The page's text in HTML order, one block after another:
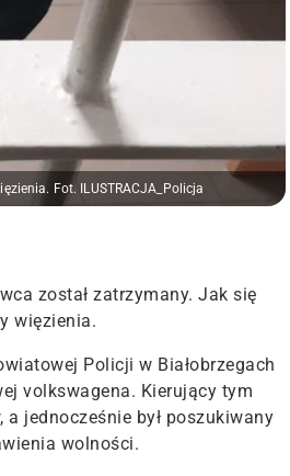
Fot. ILUSTRACJA_Policja
został zatrzymany. Jak się
więzienia.
Policji w Białobrzegach
volkswagena. Kierujący tym
jednocześnie był poszukiwany
wolności.